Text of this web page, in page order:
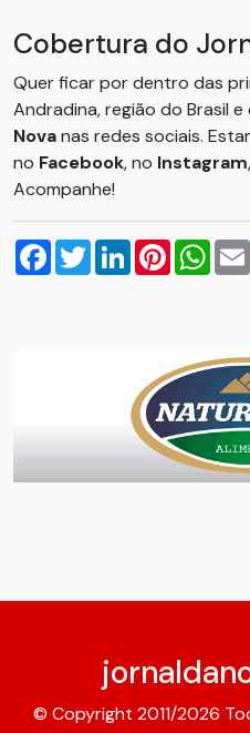
Cobertura do
Quer ficar por dentro das
Andradina, região do Brasil
Novanas redes sociais.
no Facebook, no Instagram,
Acompanhe!
Facebook
TwitterLinkedInPinterest
© Copyright 2011/2026